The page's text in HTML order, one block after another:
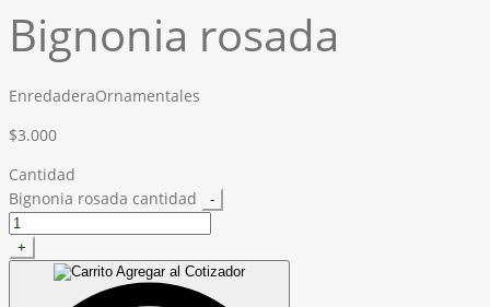
Bignonia rosada
EnredaderaOrnamentales
$3.000
Cantidad
Bignonia rosada cantidad
-
+
Agregar al Cotizador